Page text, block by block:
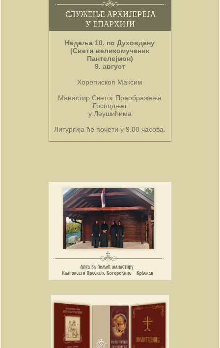
Недеља 10. по Духовдану
(Свети великомученик
Пантелејмон)
9. август
Хорепископ Максим
Манастир Светог Преображења
Господњег
у Леушићима
Литургија ће почети у 9.00 часова.